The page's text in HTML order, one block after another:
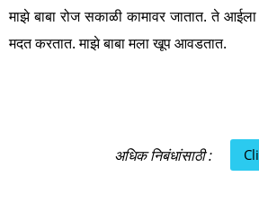
माझे बाबा रोज सकाळी कामावर जातात. ते
मदत करतात. माझे बाबा मला खूप आवडतात.
अधिक निबंधांसाठी :